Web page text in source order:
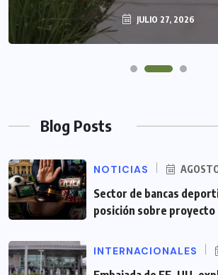
JULIO 27, 2026
Blog Posts
NOTICIAS
Sector de bancas
posición sobre proyecto
INTERNACIONALES